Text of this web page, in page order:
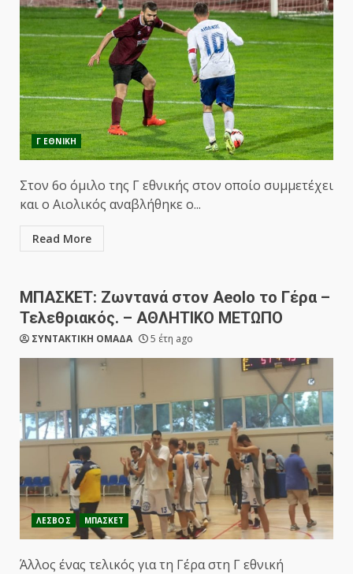
Γ ΕΘΝΙΚΗ
Στον 6ο όμιλο της Γ εθνικής στον οποίο συμμετέχει
και ο Αιολικός αναβλήθηκε ο...
Read More
ΜΠΑΣΚΕΤ: Ζωντανά στον Aeolo το Γέρα –
Τελεθριακός. – ΑΘΛΗΤΙΚΟ ΜΕΤΩΠΟ
ΣΥΝΤΑΚΤΙΚΗ ΟΜΑΔΑ 5 έτη ago
ΛΕΣΒΟΣ ΜΠΑΣΚΕΤ
Άλλος ένας τελικός για τη Γέρα στη Γ εθνική